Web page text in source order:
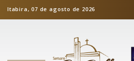
Itabira, 07 de agosto de 2026